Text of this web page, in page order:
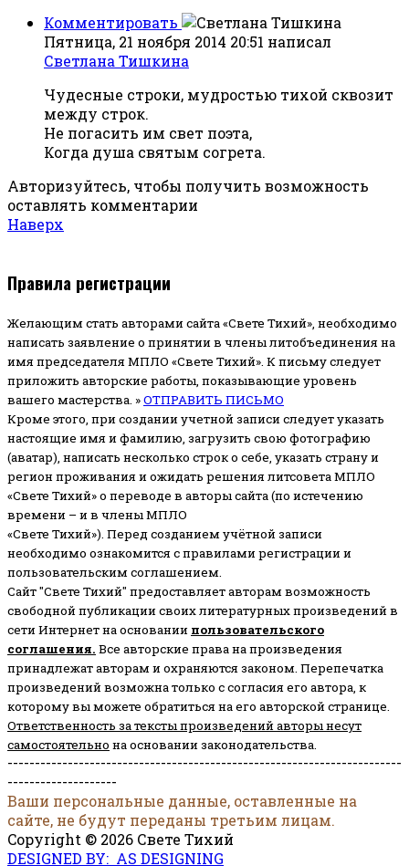
Комментировать
Пятница, 21 ноября 2014 20:51 написал
Светлана Тишкина
Чудесные строки, мудростью тихой сквозит
между строк.
Не погасить им свет поэта,
Когда душа святым согрета.
Авторизуйтесь, чтобы получить возможность
оставлять комментарии
Наверх
Правила регистрации
Желающим стать авторами сайта «Свете Тихий», необходимо
написать заявление о принятии в члены литобъединения на
имя председателя МПЛО «Свете Тихий». К письму следует
приложить авторские работы, показывающие уровень
вашего мастерства. »ОТПРАВИТЬ ПИСЬМО
Кроме этого, при создании учетной записи следует указать
настоящие имя и фамилию, загрузить свою фотографию
(аватар), написать несколько строк о себе, указать страну и
регион проживания и ожидать решения литсовета МПЛО
«Свете Тихий» о переводе в авторы сайта (по истечению
времени – и в члены МПЛО
«Свете Тихий»). Перед созданием учётной записи
необходимо ознакомится с правилами регистрации и
пользовательским соглашением.
Сайт "Свете Тихий" предоставляет авторам возможность
свободной публикации своих литературных произведений в
сети Интернет на основании пользовательского
соглашения. Все авторские права на произведения
принадлежат авторам и охраняются законом. Перепечатка
произведений возможна только с согласия его автора, к
которому вы можете обратиться на его авторской странице.
Ответственность за тексты произведений авторы несут
самостоятельно на основании законодательства.
------------------------------------------------------------------------
--------------------
Ваши персональные данные, оставленные на
сайте, не будут переданы третьим лицам.
Copyright © 2026 Свете Тихий
DESIGNED BY: AS DESIGNING